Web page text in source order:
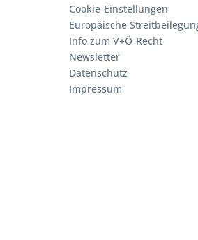
Cookie-Einstellungen
Europäische
Info zum V+Ö-Recht
Newsletter
Datenschutz
Impressum